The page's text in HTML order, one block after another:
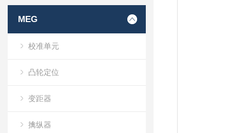
MEG
校准单元
凸轮定位
变距器
擒纵器